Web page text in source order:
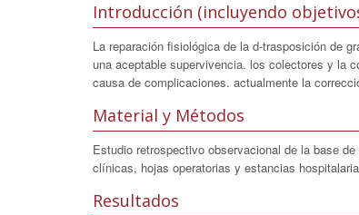
Introducción (incluyendo
La reparación fisiológica de la d-trasposición de
una aceptable supervivencia. los colectores y la
causa de complicaciones. actualmente la
Material y Métodos
Estudio retrospectivo observacional de la base
clínicas, hojas operatorias y estancias
Resultados